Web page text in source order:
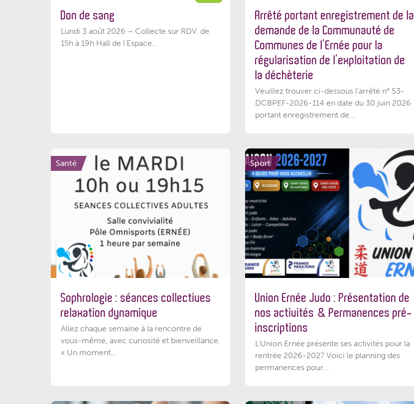
Don de sang
Lundi 3 août 2026 – Collecte sur RDV. de
15h à 19h Hall de l'Espace...
Arrêté portant enregistrement de la
demande de la Communauté de
Communes de l’Ernée pour la
régularisation de l’exploitation de
la déchèterie
Veuillez trouver ci-dessous l'arrêté n° 53-
DCBPEF-2026-114 en date du 30 juin 2026
portant enregistrement de...
Santé
Sophrologie : séances collectives
relaxation dynamique
Allez chaque semaine à la rencontre de
vous-même, avec curiosité et bienveillance.
« Un moment...
Sport
Union Ernée Judo : Présentation de
nos activités & Permanences pré-
inscriptions
L'Union Ernée présente ses activités pour la
rentrée 2026-2027 Voici le planning des
permanences pour...